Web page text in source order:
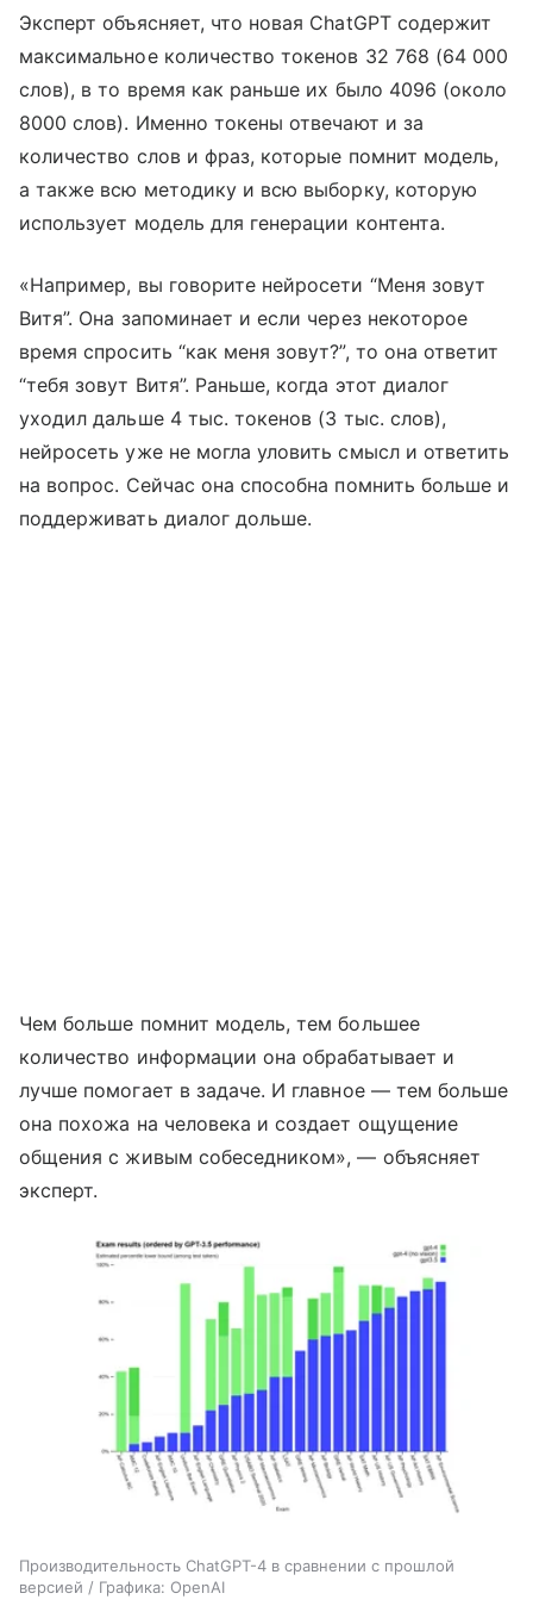
Эксперт объясняет, что новая ChatGPT содержит
максимальное количество токенов 32 768 (64 000
слов), в то время как раньше их было 4096 (около
8000 слов). Именно токены отвечают и за
количество слов и фраз, которые помнит модель,
а также всю методику и всю выборку, которую
использует модель для генерации контента.
«Например, вы говорите нейросети “Меня зовут
Витя”. Она запоминает и если через некоторое
время спросить “как меня зовут?”, то она ответит
“тебя зовут Витя”. Раньше, когда этот диалог
уходил дальше 4 тыс. токенов (3 тыс. слов),
нейросеть уже не могла уловить смысл и ответить
на вопрос. Сейчас она способна помнить больше и
поддерживать диалог дольше.
Чем больше помнит модель, тем большее
количество информации она обрабатывает и
лучше помогает в задаче. И главное — тем больше
она похожа на человека и создает ощущение
общения с живым собеседником», — объясняет
эксперт.
Производительность ChatGPT-4 в сравнении с прошлой
версией / Графика: OpenAI